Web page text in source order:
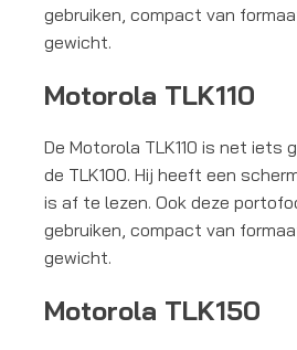
gebruiken, compact van
gewicht.
Motorola TLK110
De Motorola TLK110 is net iets
de TLK100. Hij heeft een
is af te lezen. Ook deze
gebruiken, compact van
gewicht.
Motorola TLK150